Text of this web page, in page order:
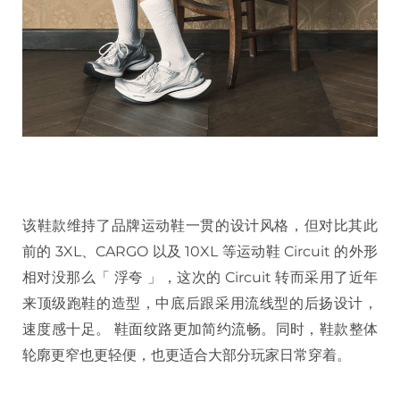
该鞋款维持了品牌运动鞋一贯的设计风格，但对比其此
前的 3XL、CARGO 以及 10XL 等运动鞋 Circuit 的外形
相对没那么「 浮夸 」，这次的 Circuit 转而采用了近年
来顶级跑鞋的造型，中底后跟采用流线型的后扬设计，
速度感十足。 鞋面纹路更加简约流畅。同时，鞋款整体
轮廓更窄也更轻便，也更适合大部分玩家日常穿着。